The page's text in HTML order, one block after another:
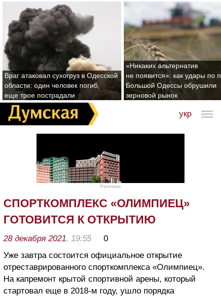
Враг атаковал сухогруз в Одесской
области: один человек погиб,
еще трое пострадали
«Никаких альтернатив
не появится»: как удары по
Большой Одессы обрушили
зерновой рынок
укр
Реклама
СПОРТКОМПЛЕКС «ОЛИМПИЕЦ»
ГОТОВИТСЯ К ОТКРЫТИЮ
28 декабря 2021, 19:55
0
Уже завтра состоится официальное открытие
отреставрированного спорткомплекса «Олимпиец».
На капремонт крытой спортивной арены, который
стартовал еще в 2018-м году, ушло порядка